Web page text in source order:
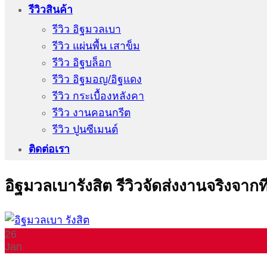
รีวิวสินค้า
รีวิว อิฐมวลเบา
รีวิว แผ่นพื้น เสาข็ม
รีวิว อิฐบล็อก
รีวิว อิฐมอญ/อิฐแดง
รีวิว กระเบื้องหลังคา
รีวิว งานคอนกรีต
รีวิว ปูนซีเมนต์
ติดต่อเรา
อิฐมวลเบารังสิต รีวิวจัดส่งงานจริงจาก
26
Jan